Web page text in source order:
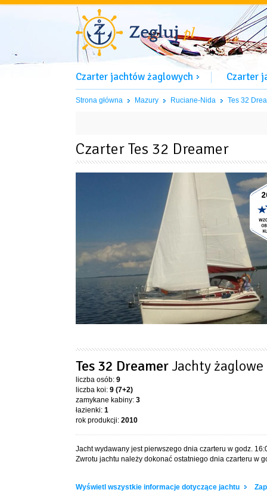
Czarter jachtów żaglowych Czarter
Strona główna Mazury Ruciane-Nida Tes 32
Czarter Tes 32 Dreamer
Tes 32 DreamerJachty żaglowe
liczba osób: 9
liczba koi: 9 (7+2)
zamykane kabiny: 3
łazienki: 1
rok produkcji: 2010
Jacht wydawany jest pierwszego dnia czarteru w godz.
Zwrotu jachtu należy dokonać ostatniego dnia czarteru w
Wyświetl wszystkie informacje dotyczące jachtu